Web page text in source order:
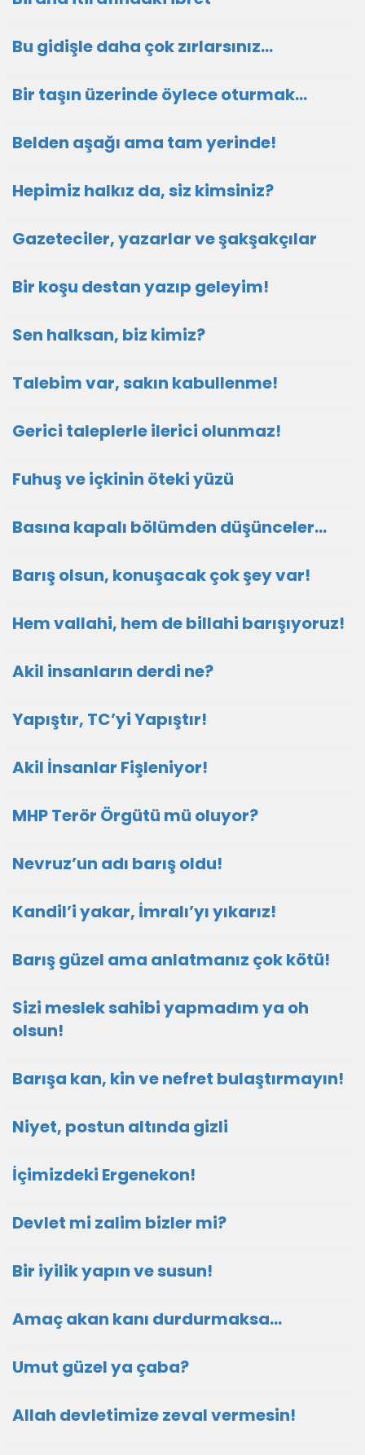
Bu gidişle daha çok zırlarsınız…
Bir taşın üzerinde öylece oturmak…
Belden aşağı ama tam yerinde!
Hepimiz halkız da, siz kimsiniz?
Gazeteciler, yazarlar ve şakşakçılar
Bir koşu destan yazıp geleyim!
Sen halksan, biz kimiz?
Talebim var, sakın kabullenme!
Gerici taleplerle ilerici olunmaz!
Fuhuş ve içkinin öteki yüzü
Basına kapalı bölümden düşünceler…
Barış olsun, konuşacak çok şey var!
Hem vallahi, hem de billahi barışıyoruz!
Akil insanların derdi ne?
Yapıştır, TC’yi Yapıştır!
Akil İnsanlar Fişleniyor!
MHP Terör Örgütü mü oluyor?
Nevruz’un adı barış oldu!
Kandil’i yakar, İmralı’yı yıkarız!
Barış güzel ama anlatmanız çok kötü!
Sizi meslek sahibi yapmadım ya oh
olsun!
Barışa kan, kin ve nefret bulaştırmayın!
Niyet, postun altında gizli
İçimizdeki Ergenekon!
Devlet mi zalim bizler mi?
Bir iyilik yapın ve susun!
Amaç akan kanı durdurmaksa…
Umut güzel ya çaba?
Allah devletimize zeval vermesin!